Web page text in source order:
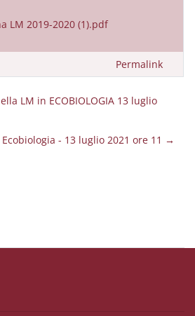
LM 2019-2020 (1).pdf
Permalink
LM in ECOBIOLOGIA 13 luglio
- 13 luglio 2021 ore 11 →